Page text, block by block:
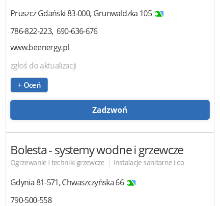
Pruszcz Gdański83-000, Grunwaldzka 105
786-822-223 690-636-676
www.beenergy.pl
zgłoś do aktualizacji
+ Oceń
Zadzwoń
Bolesta- systemy wodne i grzewcze
Ogrzewanie i techniki grzewcze | Instalacje sanitarne i co
Gdynia81-571,Chwaszczyńska 66
790-500-558